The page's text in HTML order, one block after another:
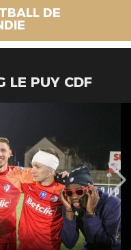
DE
LE PUY CDF